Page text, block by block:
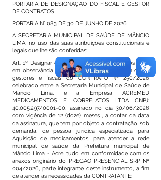
PORTARIA DE DESIGNAÇÃO DO FISCAL E GESTOR
DE CONTRATOS
PORTARIA N° 083 DE 30 DE JUNHO DE 2026
A SECRETARIA MUNICIPAL DE SAÚDE DE MÂNCIO
LIMA, no uso das suas atribuições constitucionais e
legais que lhe são conferidas:
Art. 1º Designar os servidores abaixo indicados para,
em observância à legislação vigente, atuarem como
gestores e fiscais do CONTRATO Nº 250/2026
celebrado entre a Secretaria Municipal de Saúde de
Mâncio Lima, e a Empresa ACREMED
MEDICAMENTOS E CORRELATOS LTDA CNPJ:
40.005.297/0001-00, assinado no dia 30/06/2026
com vigência de 12 (doze) meses , a contar da data
da assinatura, que tem por objeto a contratação, sob
demanda, de pessoa jurídica especializada para
Aquisição de medicamentos, para atender a rede
municipal de saúde da Prefeitura municipal de
Mâncio Lima - Acre, tudo em conformidade com os
anexos originário do PREGÃO PRESENCIAL SRP Nº
004/2026, parte integrante deste instrumento, a fim
de atender as necessidades da CONTRATANTE: